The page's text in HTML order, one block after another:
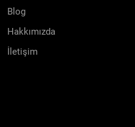
Blog
Hakkımızda
İletişim